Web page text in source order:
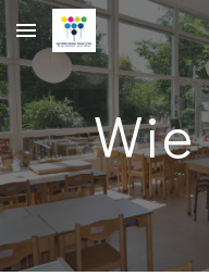
Skip to main content